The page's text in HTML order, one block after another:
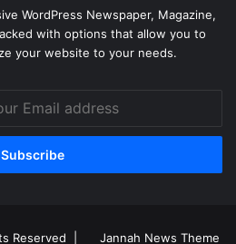
WordPress Newspaper, Magazine,
with options that allow you to
your website to your needs.
Reserved | Jannah News Theme